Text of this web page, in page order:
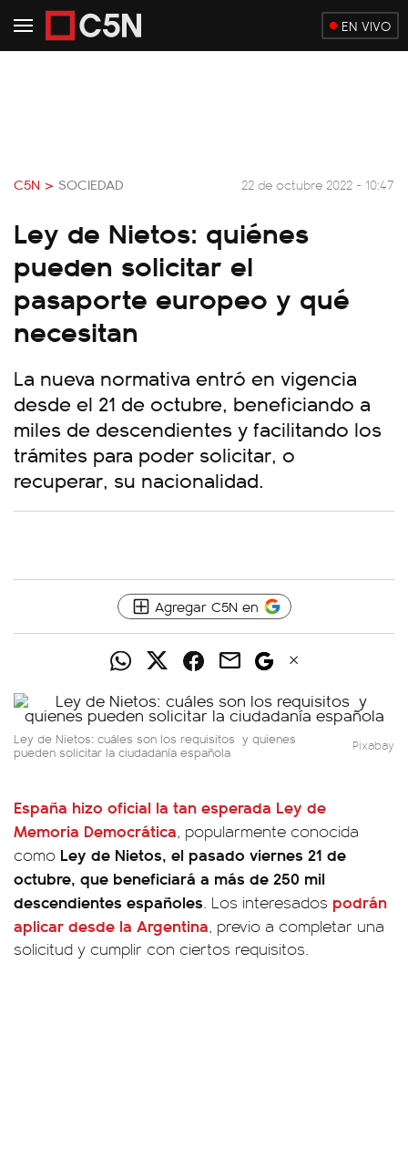
EN VIVO
C5N > SOCIEDAD 22 de octubre 2022 - 10:47
Ley de Nietos: quiénes
pueden solicitar el
pasaporte europeo y qué
necesitan
La nueva normativa entró en vigencia
desde el 21 de octubre, beneficiando a
miles de descendientes y facilitando los
trámites para poder solicitar, o
recuperar, su nacionalidad.
Agregar C5N en
Ley de Nietos: cuáles son los requisitos y quienes
pueden solicitar la ciudadanía española Pixabay
España hizo oficial la tan esperada Ley de
Memoria Democrática, popularmente conocida
como Ley de Nietos, el pasado viernes 21 de
octubre, que beneficiará a más de 250 mil
descendientes españoles. Los interesados podrán
aplicar desde la Argentina, previo a completar una
solicitud y cumplir con ciertos requisitos.